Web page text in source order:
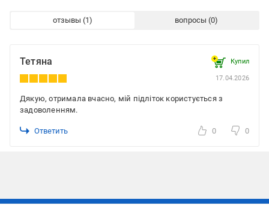
отзывы вопросы
Тетяна Купил
17.04.2026
Дякую, отримала вчасно, мій підліток користується з
задоволенням.
Ответить 0 0